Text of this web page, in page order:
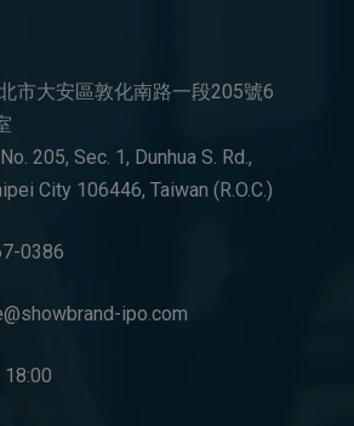
市大安區敦化南路一段205號6
205, Sec. 1, Dunhua S. Rd.,
City 106446, Taiwan (R.O.C.)
0386
ipo.com